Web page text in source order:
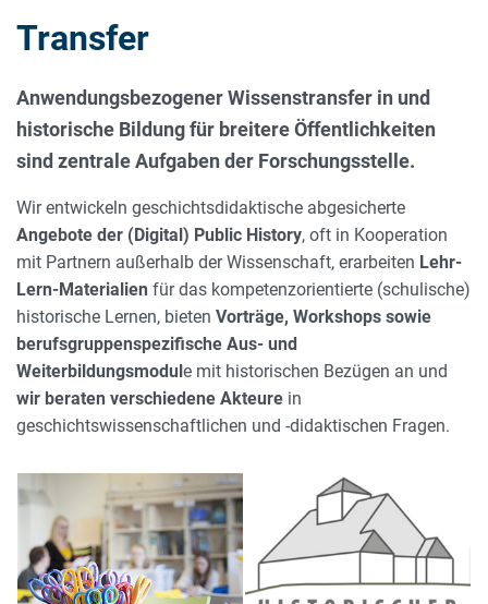
Transfer
Anwendungsbezogener Wissenstransfer in und
historische Bildung für breitere Öffentlichkeiten
sind zentrale Aufgaben der Forschungsstelle.
Wir entwickeln geschichtsdidaktische abgesicherte
Angebote der (Digital) Public History, oft in Kooperation
mit Partnern außerhalb der Wissenschaft, erarbeiten Lehr-
Lern-Materialien für das kompetenzorientierte (schulische)
historische Lernen, bieten Vorträge, Workshops sowie
berufsgruppenspezifische Aus- und
Weiterbildungsmodul e mit historischen Bezügen an und
wir beraten verschiedene Akteure in
geschichtswissenschaftlichen und -didaktischen Fragen.